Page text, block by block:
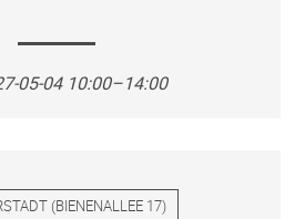
05-04 10:00–14:00
(BIENENALLEE 17)